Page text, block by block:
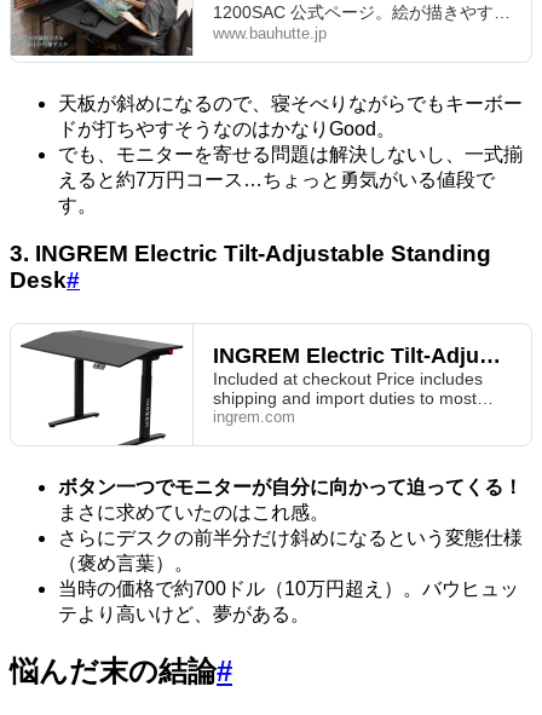
1200SAC 公式ページ。絵が描きやすい
角度に天板を起こせる絵師専用の昇降
デスクです。 アナログ/デジタルどちら
www.bauhutte.jp
天板が斜めになるので、寝そべりながらでもキーボー
ドが打ちやすそうなのはかなりGood。
でも、モニターを寄せる問題は解決しないし、一式揃
えると約7万円コース…ちょっと勇気がいる値段で
す。
3. INGREM Electric Tilt-Adjustable Standing
Desk#
INGREM Electric Tilt-Adjustable Standing Desk
Included at checkout Price includes
shipping and import duties to most
regions in:United States · Canada ·
Belgium · Netherlands · Japan · South
Korea · Thailand, and most Asian
&amp; Middle Eastern countries.
Shipping &amp; Regional Availability
ingrem.com
ボタン一つでモニターが自分に向かって迫ってくる！
まさに求めていたのはこれ感。
さらにデスクの前半分だけ斜めになるという変態仕様
（褒め言葉）。
当時の価格で約700ドル（10万円超え）。バウヒュッ
テより高いけど、夢がある。
悩んだ末の結論#